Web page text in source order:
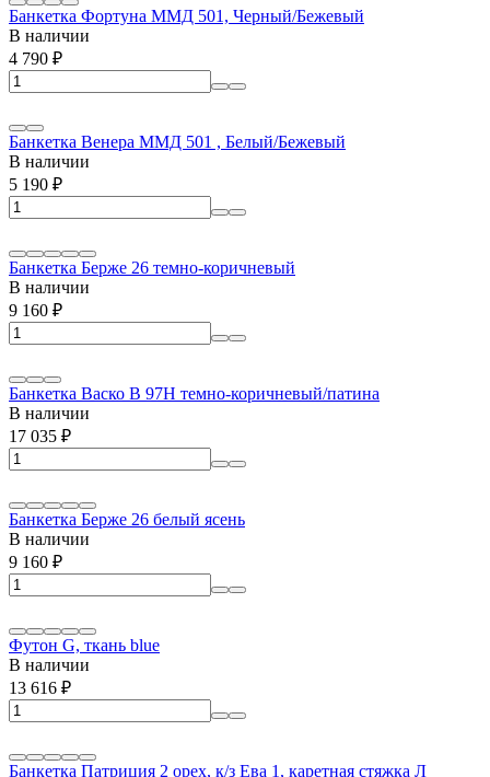
Банкетка Фортуна ММД 501, Черный/Бежевый
В наличии
4 790 ₽
Банкетка Венера ММД 501 , Белый/Бежевый
В наличии
5 190 ₽
Банкетка Берже 26 темно-коричневый
В наличии
9 160 ₽
Банкетка Васко В 97Н темно-коричневый/патина
В наличии
17 035 ₽
Банкетка Берже 26 белый ясень
В наличии
9 160 ₽
Футон G, ткань blue
В наличии
13 616 ₽
Банкетка Патриция 2 орех, к/з Ева 1, каретная стяжка Л